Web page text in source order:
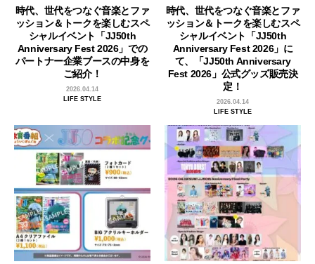
時代、世代をつなぐ音楽とファ
ッション＆トークを楽しむスペ
シャルイベント「JJ50th
Anniversary Fest 2026」での
パートナー企業ブースの中身を
ご紹介！
2026.04.14
LIFE STYLE
時代、世代をつなぐ音楽とファ
ッション＆トークを楽しむスペ
シャルイベント「JJ50th
Anniversary Fest 2026」に
て、「JJ50th Anniversary
Fest 2026」公式グッズ販売決
定！
2026.04.14
LIFE STYLE